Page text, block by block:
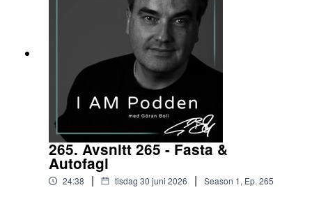
265. Avsnitt 265 - Fasta &
Autofagi
24:38 | tisdag 30 juni 2026 | Season 1, Ep. 265